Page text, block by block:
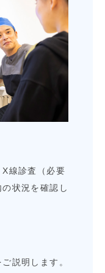
線診査（必要
状況を確認し
説明します。